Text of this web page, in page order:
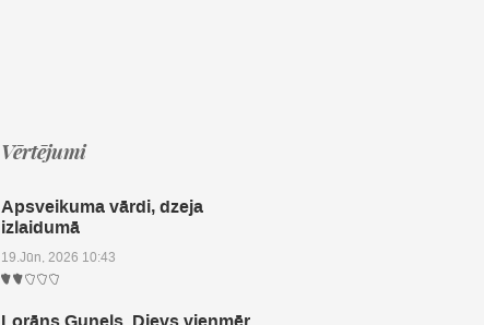
Vērtējumi
Apsveikuma vārdi, dzeja
izlaidumā
19.Jūn, 2026 10:43